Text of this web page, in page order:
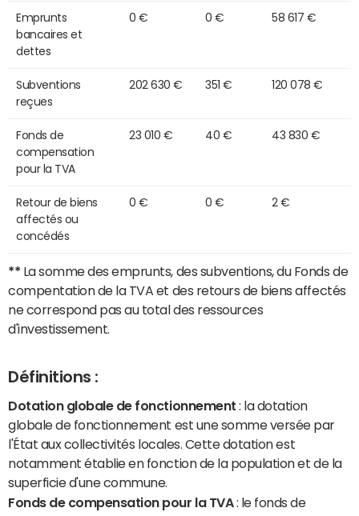
Emprunts
bancaires et
dettes
0 € 0 € 58 617 €
Subventions
reçues
202 630 € 351 € 120 078 €
Fonds de
compensation
pour la TVA
23 010 € 40 € 43 830 €
Retour de biens
affectés ou
concédés
0 € 0 € 2 €
** La somme des emprunts, des subventions, du Fonds de
compentation de la TVA et des retours de biens affectés
ne correspond pas au total des ressources
d'investissement.
Définitions :
Dotation globale de fonctionnement : la dotation
globale de fonctionnement est une somme versée par
l'État aux collectivités locales. Cette dotation est
notamment établie en fonction de la population et de la
superficie d'une commune.
Fonds de compensation pour la TVA: le fonds de